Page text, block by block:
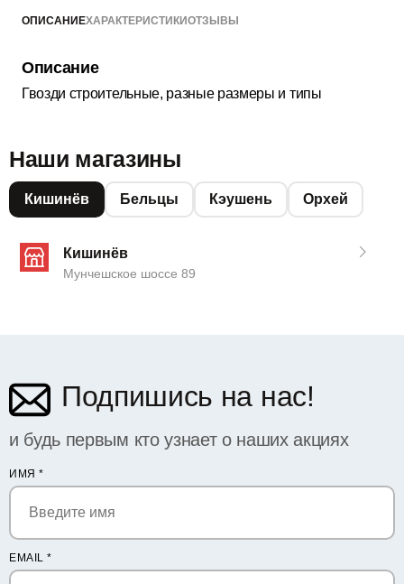
ОПИСАНИЕХАРАКТЕРИСТИКИОТЗЫВЫ
Описание
Гвозди строительные, разные размеры и типы
Наши магазины
Кишинёв Бельцы Кэушень Орхей
Кишинёв
Мунчешское шоссе 89
Подпишись на нас!
и будь первым кто узнает о наших акциях
ИМЯ *
EMAIL *